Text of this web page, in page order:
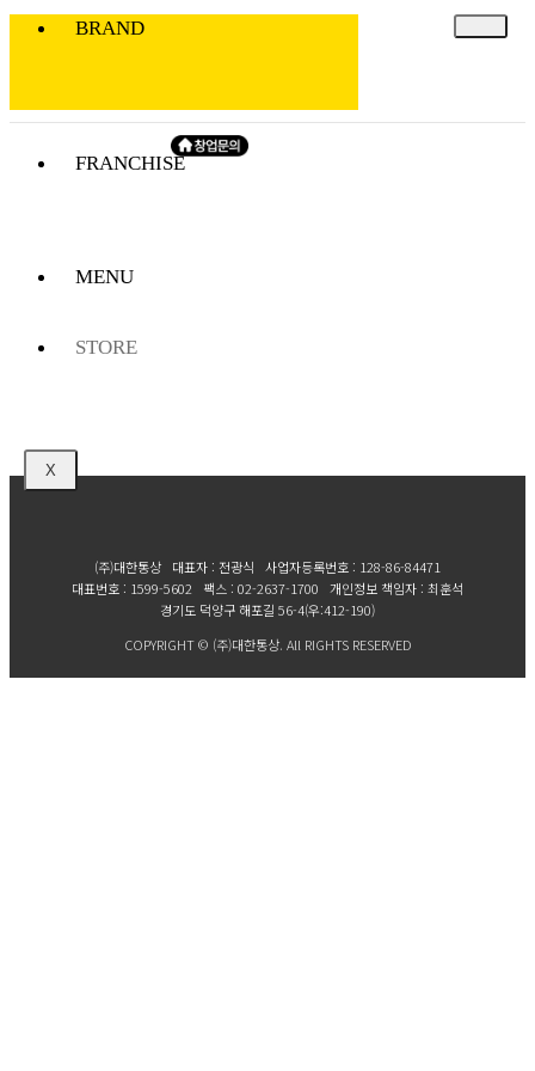
BRAND
FRANCHISE
MENU
STORE
X
창업문의
(주)대한통상 대표자 : 전광식 사업자등록번호 : 128-86-84471
대표번호 : 1599-5602 팩스 : 02-2637-1700 개인정보 책임자 : 최훈석
경기도 덕양구 해포길 56-4(우:412-190)
COPYRIGHT © (주)대한통상. All RIGHTS RESERVED